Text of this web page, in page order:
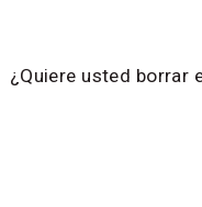
¿Quiere usted borrar